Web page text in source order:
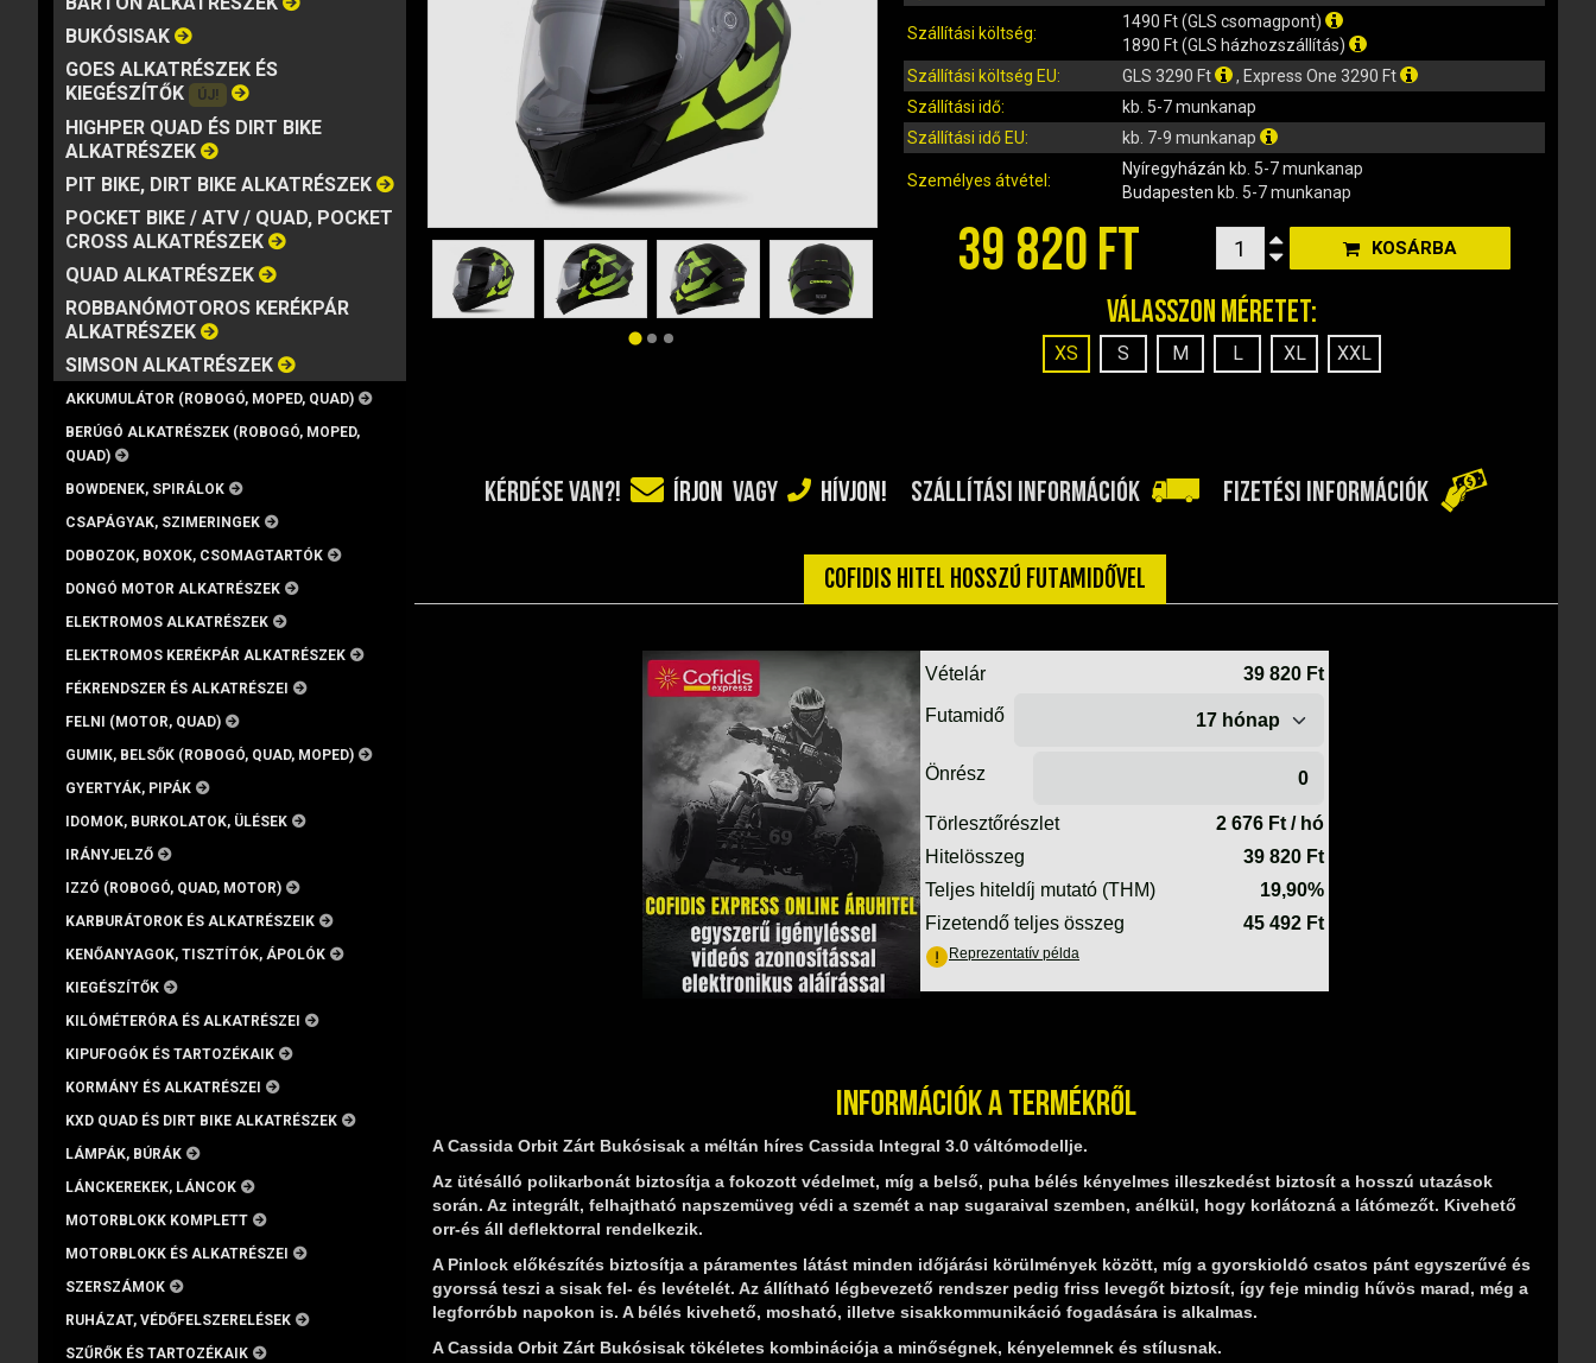
MÁRKA VISZKOZITÁS
BUKÓSISAK
GOES ALKATRÉSZEK ÉS
KIEGÉSZÍTŐK
ÚJ!
HIGHPER QUAD ÉS DIRT BIKE
ALKATRÉSZEK
PIT BIKE, DIRT BIKE ALKATRÉSZEK
POCKET BIKE / ATV / QUAD, POCKET
CROSS ALKATRÉSZEK
QUAD ALKATRÉSZEK
ROBBANÓMOTOROS KERÉKPÁR
ALKATRÉSZEK
SIMSON ALKATRÉSZEK
AKKUMULÁTOR (ROBOGÓ, MOPED, QUAD)
BERÚGÓ ALKATRÉSZEK (ROBOGÓ, MOPED,
QUAD)
BOWDENEK, SPIRÁLOK
CSAPÁGYAK, SZIMERINGEK
DOBOZOK, BOXOK, CSOMAGTARTÓK
DONGÓ MOTOR ALKATRÉSZEK
ELEKTROMOS ALKATRÉSZEK
ELEKTROMOS KERÉKPÁR ALKATRÉSZEK
FÉKRENDSZER ÉS ALKATRÉSZEI
FELNI (MOTOR, QUAD)
GUMIK, BELSŐK (ROBOGÓ, QUAD, MOPED)
GYERTYÁK, PIPÁK
IDOMOK, BURKOLATOK, ÜLÉSEK
IRÁNYJELZŐ
IZZÓ (ROBOGÓ, QUAD, MOTOR)
KARBURÁTOROK ÉS ALKATRÉSZEIK
KENŐANYAGOK, TISZTÍTÓK, ÁPOLÓK
KIEGÉSZÍTŐK
KILÓMÉTERÓRA ÉS ALKATRÉSZEI
KIPUFOGÓK ÉS TARTOZÉKAIK
KORMÁNY ÉS ALKATRÉSZEI
KXD QUAD ÉS DIRT BIKE ALKATRÉSZEK
LÁMPÁK, BÚRÁK
LÁNCKEREKEK, LÁNCOK
MOTORBLOKK KOMPLETT
MOTORBLOKK ÉS ALKATRÉSZEI
SZERSZÁMOK
RUHÁZAT, VÉDŐFELSZERELÉSEK
SZŰRŐK ÉS TARTOZÉKAIK
Szállítási költség:
1490 Ft (GLS csomagpont)
1890 Ft (GLS házhozszállítás)
Szállítási költség EU:
GLS 3290 Ft
, Express One 3290 Ft
Szállítási idő:
kb. 5-7 munkanap
Szállítási idő EU:
kb. 7-9 munkanap
Személyes átvétel:
Nyíregyházán kb. 5-7 munkanap
Budapesten kb. 5-7 munkanap
39 820 FT KOSÁRBA
Válasszon méretet:
XS S M L XL XXL
KÉRDÉSE VAN?! ÍRJON VAGY HÍVJON! SZÁLLÍTÁSI INFORMÁCIÓK FIZETÉSI INFORMÁCIÓK
COFIDIS HITEL HOSSZÚ FUTAMIDŐVEL
Információk a termékről
A Cassida Orbit Zárt Bukósisak a méltán híres Cassida Integral 3.0 váltómodellje.
Az ütésálló polikarbonát biztosítja a fokozott védelmet, míg a belső, puha bélés kényelmes illeszkedést biztosít a hosszú utazások
során. Az integrált, felhajtható napszemüveg védi a szemét a nap sugaraival szemben, anélkül, hogy korlátozná a látómezőt. Kivehető
orr-és áll deflektorral rendelkezik.
A Pinlock előkészítés biztosítja a páramentes látást minden időjárási körülmények között, míg a gyorskioldó csatos pánt egyszerűvé és
gyorssá teszi a sisak fel- és levételét. Az állítható légbevezető rendszer pedig friss levegőt biztosít, így feje mindig hűvös marad, még a
legforróbb napokon is. A bélés kivehető, mosható, illetve sisakkommunikáció fogadására is alkalmas.
A Cassida Orbit Zárt Bukósisak tökéletes kombinációja a minőségnek, kényelemnek és stílusnak.